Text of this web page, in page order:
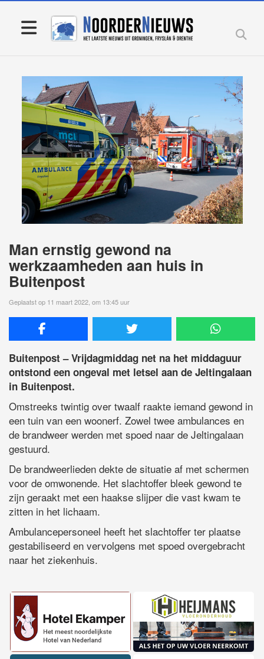
Man ernstig gewond na
werkzaamheden aan huis in
Buitenpost
Geplaatst op 11 maart 2022, om 13:45 uur
Buitenpost – Vrijdagmiddag net na het middaguur
ontstond een ongeval met letsel aan de Jeltingalaan
in Buitenpost.
Omstreeks twintig over twaalf raakte iemand gewond in
een tuin van een woonerf. Zowel twee ambulances en
de brandweer werden met spoed naar de Jeltingalaan
gestuurd.
De brandweerlieden dekte de situatie af met schermen
voor de omwonende. Het slachtoffer bleek gewond te
zijn geraakt met een haakse slijper die vast kwam te
zitten in het lichaam.
Ambulancepersoneel heeft het slachtoffer ter plaatse
gestabiliseerd en vervolgens met spoed overgebracht
naar het ziekenhuis.